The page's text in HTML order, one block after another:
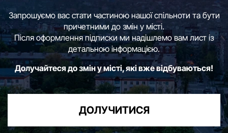
Запрошуємо вас стати частиною нашої спільноти та бути
причетними до змін у місті.
Після оформлення підписки ми надішлемо вам лист із
детальною інформацією.
Долучайтеся до змін у місті, які вже відбуваються!
ДОЛУЧИТИСЯ